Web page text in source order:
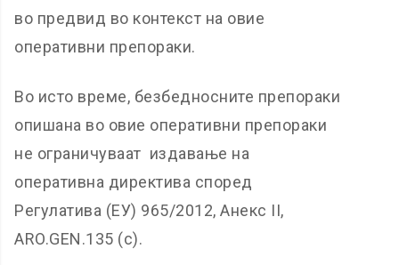
во предвид во контекст на овие
оперативни препораки.
Во исто време, безбедносните препораки
опишана во овие оперативни препораки
не ограничуваат издавање на
оперативна директива според
Регулатива (ЕУ) 965/2012, Анекс II,
ARO.GEN.135 (c).